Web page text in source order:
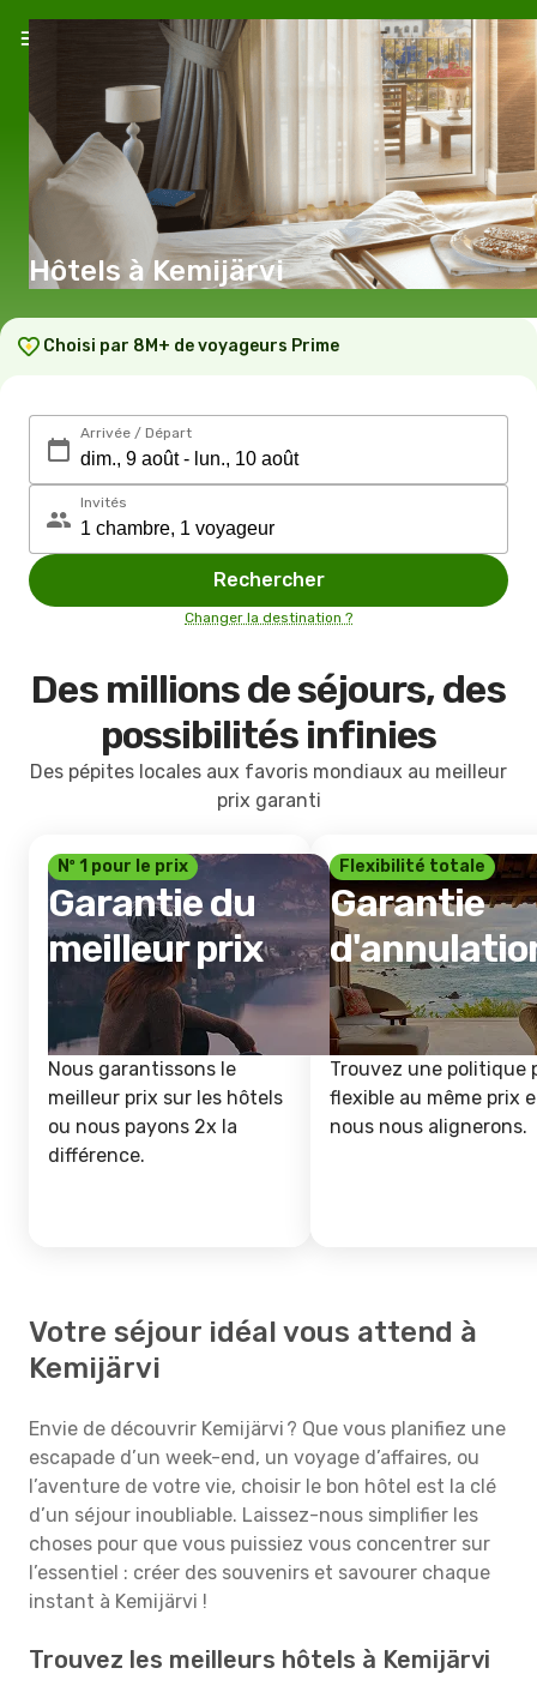
Hôtels à Kemijärvi
Choisi par 8M+ de voyageurs Prime
Arrivée / Départ
Invités
Rechercher
Changer la destination ?
Des millions de séjours, des
possibilités infinies
Des pépites locales aux favoris mondiaux au meilleur
prix garanti
Nº 1 pour le prix
Garantie du
meilleur prix
Nous garantissons le
meilleur prix sur les hôtels
ou nous payons 2x la
différence.
Flexibilité totale
Garantie
Trouvez une politique
flexible au même prix
nous nous alignerons.
Votre séjour idéal vous attend à
Kemijärvi
Envie de découvrir Kemijärvi ? Que vous planifiez une
escapade d’un week-end, un voyage d’affaires, ou
l’aventure de votre vie, choisir le bon hôtel est la clé
d’un séjour inoubliable. Laissez-nous simplifier les
choses pour que vous puissiez vous concentrer sur
l’essentiel : créer des souvenirs et savourer chaque
instant à Kemijärvi !
Trouvez les meilleurs hôtels à Kemijärvi